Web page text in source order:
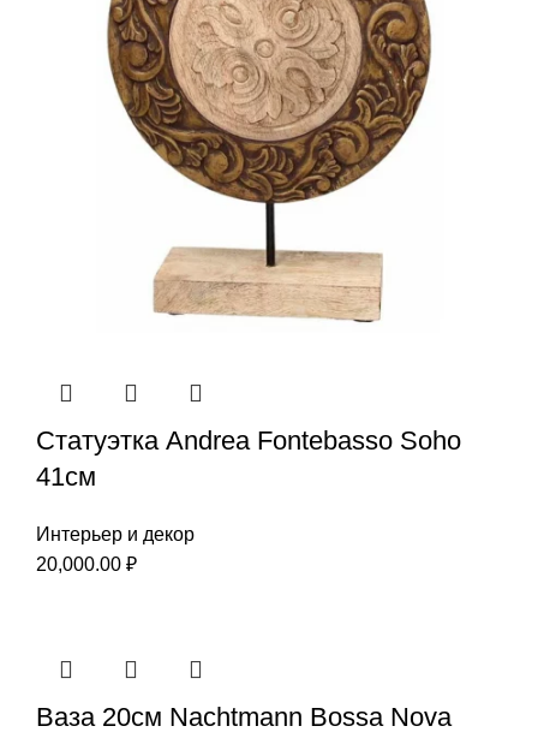
Статуэтка Andrea Fontebasso Soho
41см
Интерьер и декор
20,000.00 ₽
Ваза 20см Nachtmann Bossa Nova